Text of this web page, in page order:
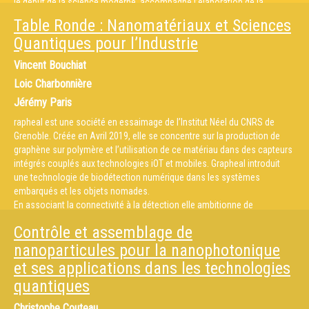
Galilée jusqu’aux dernières avancées de la physique et de l’optique
quantiques auxquelles j’ai eu la chance de contribuer une continuité que
savoirs et des valeurs à laquelle j’ai toujours pu me consacrer dans un
environnement de confiance et de liberté. Je concluerai en espérant que
les jeunes chercheurs qui entrent dans la carrière aujourd’hui pourront
l’épanouissement d’une recherche plus nécessaire que jamais.
Table Ronde : Nanomatériaux et Sciences
Quantiques pour l’Industrie
Vincent Bouchiat
Loic Charbonnière
Jérémy Paris
rapheal est une société en essaimage de l’Institut Néel du CNRS de
Grenoble. Créée en Avril 2019, elle se concentre sur la production de
graphène sur polymère et l’utilisation de ce matériau dans des capteurs
intégrés couplés aux technologies iOT et mobiles. Grapheal introduit
une technologie de biodétection numérique dans les systèmes
embarqués et les objets nomades.
En associant la connectivité à la détection elle ambitionne de
patients à distance en offrant des outils de précision pour la
télémédecine. Grapheal développe des capteurs qui permettent une
surveillance et un diagnostic continus , en particulier pour le traitement
des maladies chroniques.
Le premier produit, Woundlab, est un patch de suivi de cicatrisation qui
va permettre aux soignants de disposer d'un outil d'évaluation amélioré
Contrôle et assemblage de
nanoparticules pour la nanophotonique
et ses applications dans les technologies
quantiques